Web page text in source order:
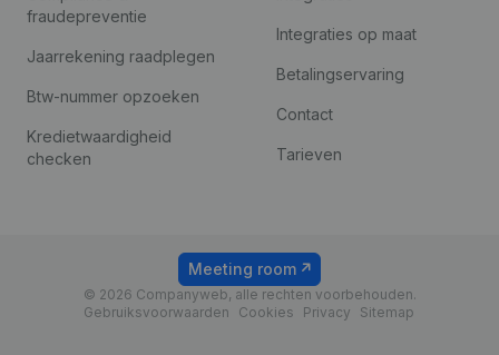
fraudepreventie
Jaarrekening raadplegen
Btw-nummer opzoeken
Kredietwaardigheid
checken
Integraties op maat
Betalingservaring
Contact
Tarieven
© 2026 Companyweb, alle rechten voorbehouden.
Gebruiksvoorwaarden
Cookies Privacy Sitemap
Meeting room